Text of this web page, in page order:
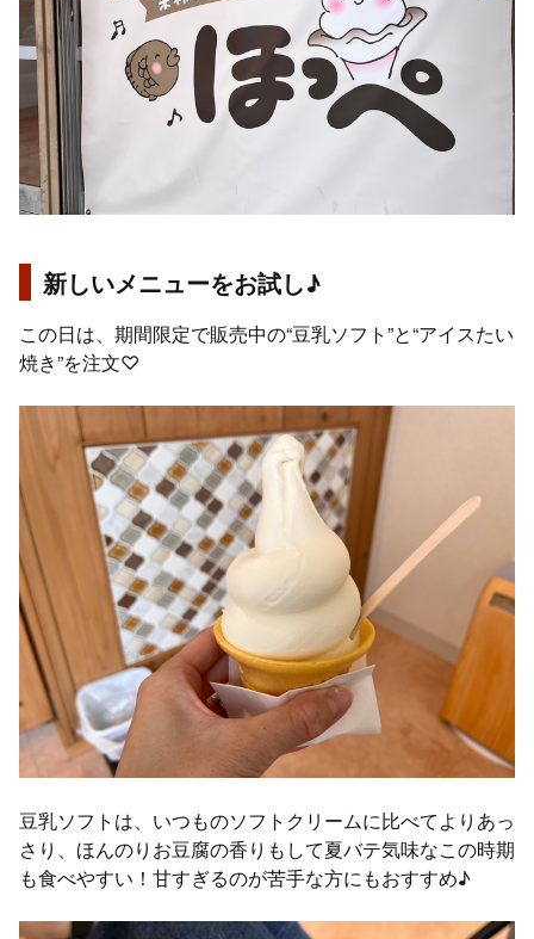
新しいメニューをお試し♪
この日は、期間限定で販売中の“豆乳ソフト”と“アイスたい
焼き”を注文♡
豆乳ソフトは、いつものソフトクリームに比べてよりあっ
さり、ほんのりお豆腐の香りもして夏バテ気味なこの時期
も食べやすい！甘すぎるのが苦手な方にもおすすめ♪